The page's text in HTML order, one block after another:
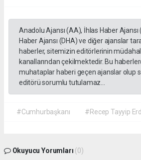
Anadolu Ajansı (AA), İhlas Haber
Haber Ajansı (DHA) ve diğer ajanslar
haberler, sitemizin editörlerinin
kanallarından çekilmektedir. Bu
muhataplar haberi geçen ajanslar olup
editörü sorumlu tutulamaz...
#Cumhurbaşkanı #Recep Tayyip
Okuyucu Yorumları (0)